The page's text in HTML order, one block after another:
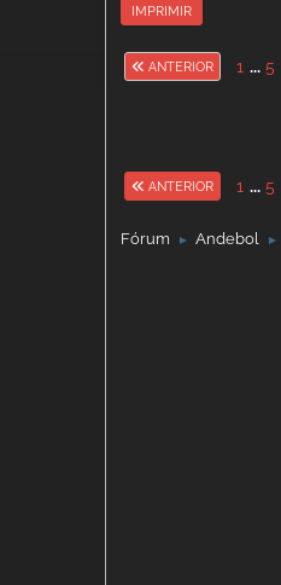
IMPRIMIR
ANTERIOR 1 ... 5
ANTERIOR 1 ... 5
Fórum ► Andebol ►